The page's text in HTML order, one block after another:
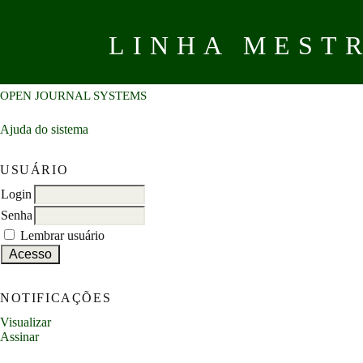
LINHA
OPEN JOURNAL SYSTEMS
Ajuda do sistema
USUÁRIO
Login
Senha
Lembrar usuário
NOTIFICAÇÕES
Visualizar
Assinar